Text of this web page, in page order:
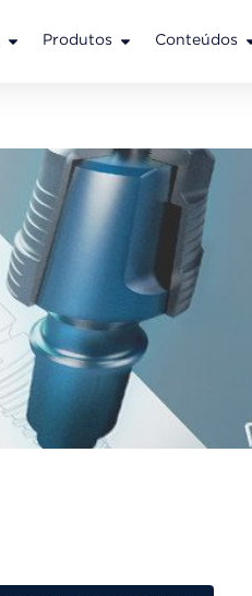
Produtos Conteúdos